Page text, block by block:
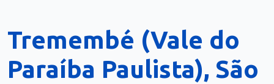
Tremembé (Vale do
Paraíba Paulista), São